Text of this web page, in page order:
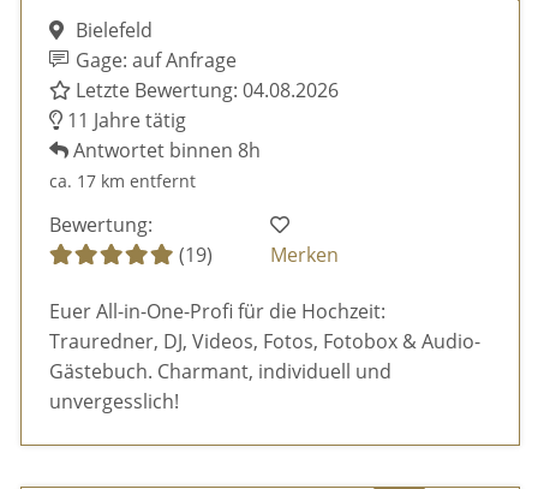
Bielefeld
Gage: auf Anfrage
Letzte Bewertung: 04.08.2026
11 Jahre tätig
Antwortet binnen 8h
ca. 17 km entfernt
Bewertung:
(19)
Merken
Euer All-in-One-Profi für die Hochzeit:
Trauredner, DJ, Videos, Fotos, Fotobox & Audio-
Gästebuch. Charmant, individuell und
unvergesslich!